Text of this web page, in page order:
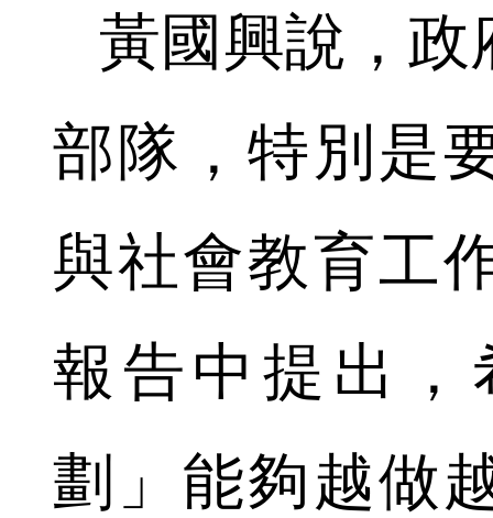
黃國興說，政
部隊，特別是
與社會教育工
報告中提出
劃」能夠越做